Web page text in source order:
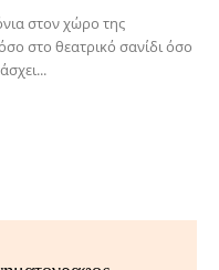
στον χώρο της
στο θεατρικό σανίδι όσο